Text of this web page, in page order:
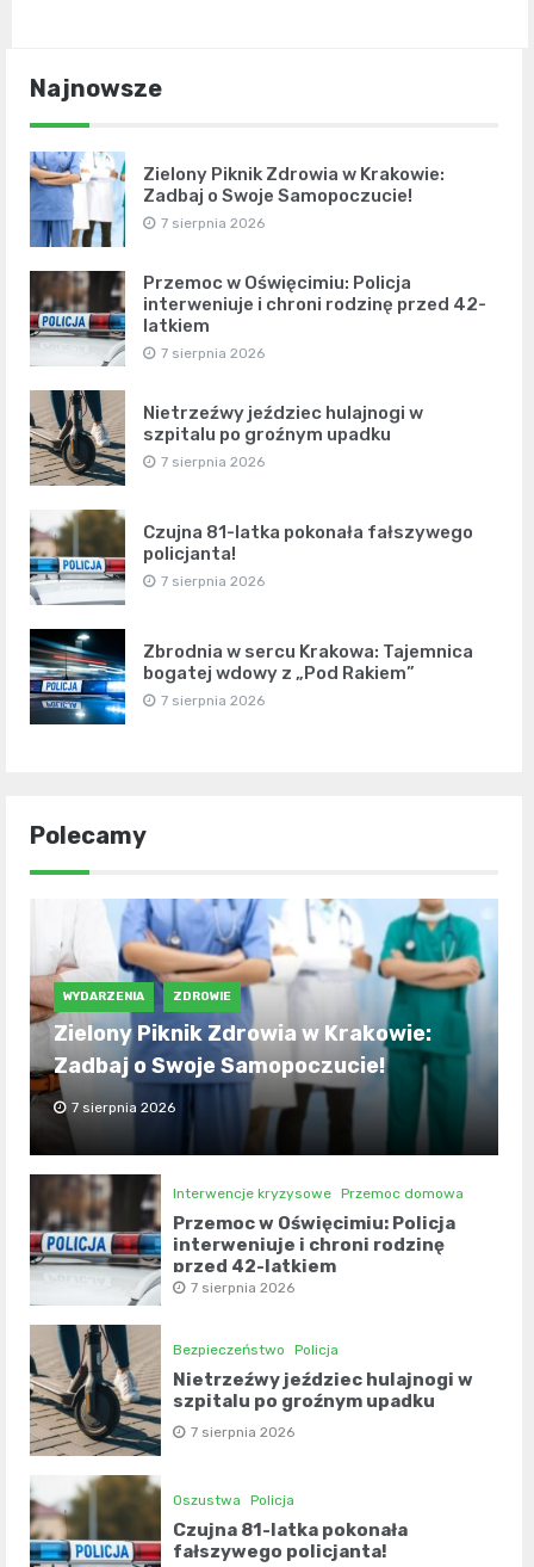
Najnowsze
Zielony Piknik Zdrowia w Krakowie:
Zadbaj o Swoje Samopoczucie!
7 sierpnia 2026
Przemoc w Oświęcimiu: Policja
interweniuje i chroni rodzinę przed 42-
latkiem
7 sierpnia 2026
Nietrzeźwy jeździec hulajnogi w
szpitalu po groźnym upadku
7 sierpnia 2026
Czujna 81-latka pokonała fałszywego
policjanta!
7 sierpnia 2026
Zbrodnia w sercu Krakowa: Tajemnica
bogatej wdowy z „Pod Rakiem”
7 sierpnia 2026
Polecamy
WYDARZENIA ZDROWIE
Zielony Piknik Zdrowia w Krakowie:
Zadbaj o Swoje Samopoczucie!
7 sierpnia 2026
Interwencje kryzysowe Przemoc domowa
Przemoc w Oświęcimiu: Policja
interweniuje i chroni rodzinę
przed 42-latkiem
7 sierpnia 2026
Bezpieczeństwo Policja
Nietrzeźwy jeździec hulajnogi w
szpitalu po groźnym upadku
7 sierpnia 2026
Oszustwa Policja
Czujna 81-latka pokonała
fałszywego policjanta!